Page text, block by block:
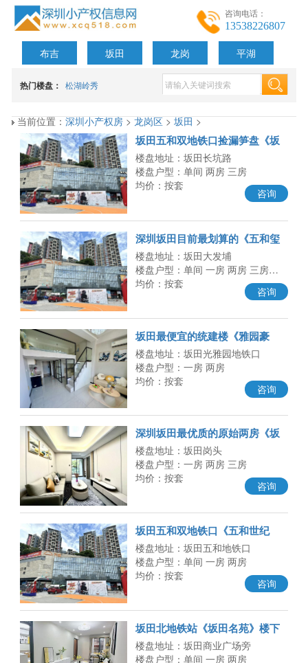
咨询电话：
13538226807
布吉 坂田 龙岗 平湖
热门楼盘： 松湖岭秀
当前位置：深圳小产权房>龙岗区>坂田>
坂田五和双地铁口捡漏笋盘《坂
田名邸》超级便宜 两房39.8万起
楼盘地址：坂田长坑路
楼盘户型：单间 两房 三房
均价：按套
咨询
深圳坂田目前最划算的《五和玺
园》双地铁口直达福田南山 总价
楼盘地址：坂田大发埔
楼盘户型：单间 一房 两房 三房…
均价：按套
咨询
坂田最便宜的统建楼《雅园豪
庭》复试精装两房49.8万起，民
水电
楼盘地址：坂田光雅园地铁口
楼盘户型：一房 两房
均价：按套
咨询
深圳坂田最优质的原始两房《坂
田天玺》岗头地铁口，总价38.
楼盘地址：坂田岗头
楼盘户型：一房 两房 三房
均价：按套
咨询
坂田五和双地铁口《五和世纪
城》最便宜的好房子，总价28.8
万起
楼盘地址：坂田五和地铁口
楼盘户型：单间 一房 两房
均价：按套
咨询
坂田北地铁站《坂田名苑》楼下
商业广场 精装修原始户型，总价
楼盘地址：坂田商业广场旁
楼盘户型：单间 一房 两房